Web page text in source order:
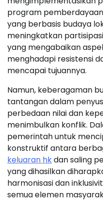
program
yang berbasis budaya
meningkatkan
yang mengabaikan
menghadapi resistensi
mencapai tujuannya.
Namun, keberagaman
tantangan dalam
perbedaan nilai dan
menimbulkan konflik.
pemerintah untuk
konstruktif antara
keluaran hkdan saling
yang dihasilkan
harmonisasi dan
semua elemen